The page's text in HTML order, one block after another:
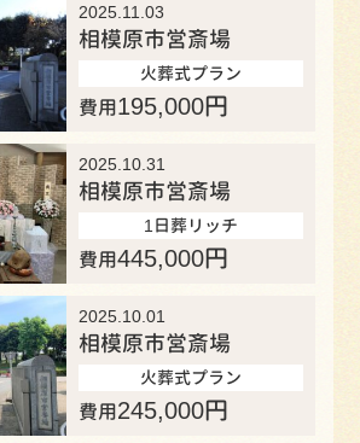
2025.11.03
相模原市営斎場
火葬式プラン
費用195,000円
2025.10.31
相模原市営斎場
1日葬リッチ
費用445,000円
2025.10.01
相模原市営斎場
火葬式プラン
費用245,000円